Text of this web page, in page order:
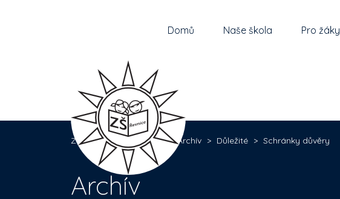
Domů Naše škola Pro žáky
Základní škola Řevnice > Archív > Důležité > Schránky důvěry
Archív